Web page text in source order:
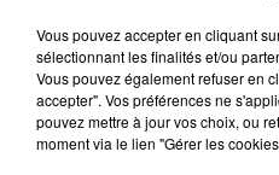
Vous pouvez accepter en cliquant
sélectionnant les finalités et/ou
Vous pouvez également refuser en
accepter". Vos préférences ne
pouvez mettre à jour vos choix, ou
moment via le lien "Gérer les